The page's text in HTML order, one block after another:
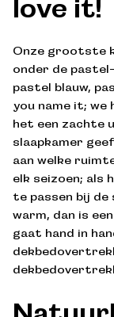
love it!
Onze grootste
onder de
pastel blauw,
you name it; we
het een zachte
slaapkamer
aan welke
elk seizoen; als
te passen bij de
warm, dan is
gaat hand in